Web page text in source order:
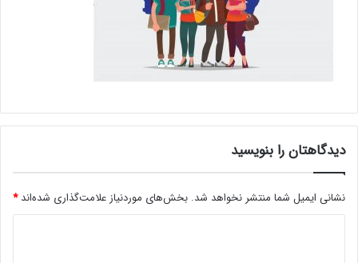
دیدگاهتان را بنویسید
نشانی ایمیل شما منتشر نخواهد شد. بخش‌های موردنیاز علامت‌گذاری شده‌اند*